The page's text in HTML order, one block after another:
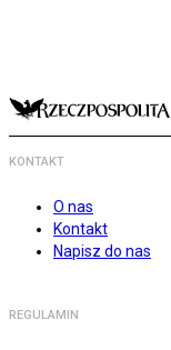
KONTAKT
O nas
Kontakt
Napisz do nas
REGULAMIN